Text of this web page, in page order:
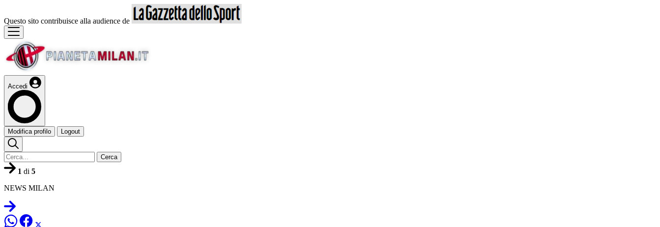
Questo sito contribuisce alla audience de
Accedi
Modifica profilo Logout
Cerca
1 di 5
NEWS MILAN